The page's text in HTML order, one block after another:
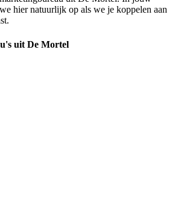
hier natuurlijk op als we je koppelen aan
uit De Mortel